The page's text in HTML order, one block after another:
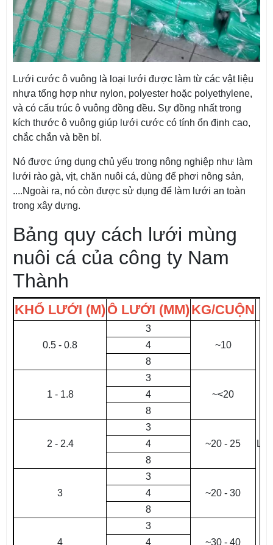
Lưới cước ô vuông là loại lưới được làm từ các vật liệu
nhựa tổng hợp như nylon, polyester hoặc polyethylene,
và có cấu trúc ô vuông đồng đều. Sự đồng nhất trong
kích thước ô vuông giúp lưới cước có tính ổn định cao,
chắc chắn và bền bỉ.
Nó được ứng dụng chủ yếu trong nông nghiệp như làm
lưới rào gà, vịt, chăn nuôi cá, dùng để phơi nông sản,
....Ngoài ra, nó còn được sử dụng để làm lưới an toàn
trong xây dựng.
Bảng quy cách lưới mùng
nuôi cá của công ty Nam
Thành
KHỔ LƯỚI (M)Ô LƯỚI (MM)KG/CUỘN
0.5 - 0.8
3
~10
4
8
1 - 1.8
3
~<20
4
8
2 - 2.4
3
~20 - 25
4
8
3
3
~20 - 30
4
8
4
3
~30 - 40
4